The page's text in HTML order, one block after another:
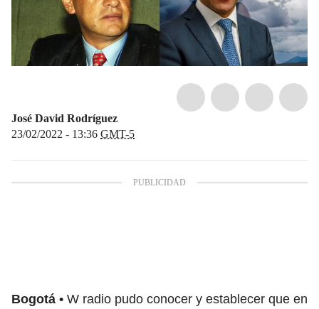
José David Rodríguez
23/02/2022 - 13:36 GMT-5
Bogotá
W radio pudo conocer y establecer que en